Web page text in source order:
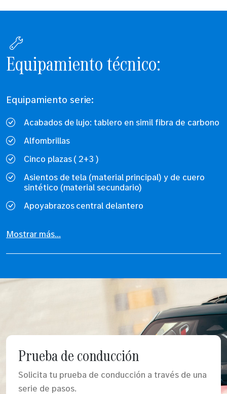
Equipamiento técnico:
Equipamiento serie:
Acabados de lujo: tablero en simil fibra de carbono
Alfombrillas
Cinco plazas ( 2+3 )
Asientos de tela (material principal) y de cuero
sintético (material secundario)
Apoyabrazos central delantero
Mostrar más...
Prueba de conducción
Solicita tu prueba de conducción a través de una
serie de pasos.